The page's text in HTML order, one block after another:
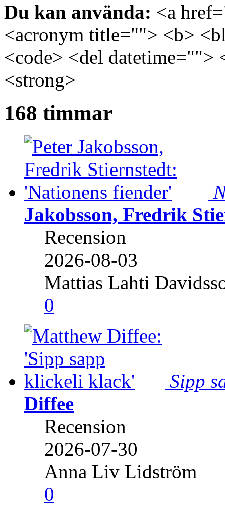
Du kan använda: <a
<acronym title=""> <b>
<code> <del
<strong>
168 timmar
Jakobsson, Fredrik
Recension
2026-08-03
Mattias Lahti
0
Sipp
Diffee
Recension
2026-07-30
Anna Liv Lidström
0